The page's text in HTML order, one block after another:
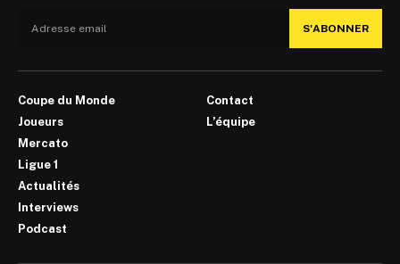
S'ABONNER
Coupe du Monde
Joueurs
Mercato
Ligue 1
Actualités
Interviews
Podcast
Contact
L’équipe